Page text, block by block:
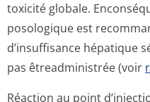
toxicité globale.
posologique est
d’insuffisance hépatique
pas êtreadministrée (voir
Réaction au point